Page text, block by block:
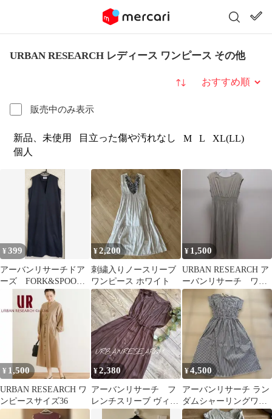
URBAN RESEARCH レディース ワンピース その他
販売中のみ表示
並び替え
新品、未使用 目立った傷や汚れなし M L
XL(LL)
個人
¥399
アーバンリサーチドア
ーズ FORK&SPOON
ワンピース ネイビー
¥2,200
刺繍入りノースリーブ
ワンピース ホワイト
¥ 1,500
URBAN RESEARCH ア
ーバンリサーチ ワン
ピース
¥ 1,500
URBAN RESEARCH ワ
ンピースサイズ36
¥2,380
アーバンリサーチ フ
レンチスリーブ ヴィン
テージサテンドロスト
¥4,500
アーバンリサーチ ラン
ダムシャーリングワン
ピース